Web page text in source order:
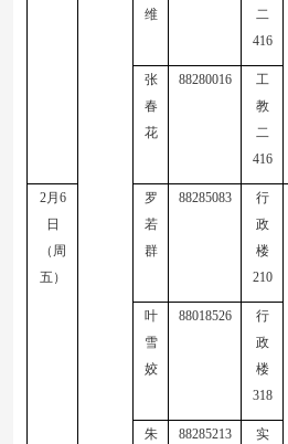
维
二
416
张
春
花
88280016
工
教
二
416
2月 6
日
（周
五）
罗
若
群
88285083
行
政
楼
210
叶
雪
姣
88018526
行
政
楼
318
朱
88285213
实